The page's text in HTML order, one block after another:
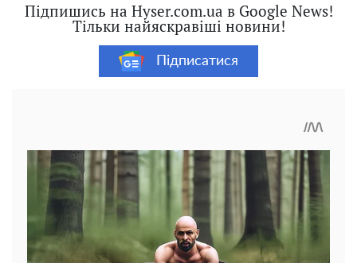
Підпишись на Hyser.com.ua в Google News!
Тільки найяскравіші новини!
Підписатися